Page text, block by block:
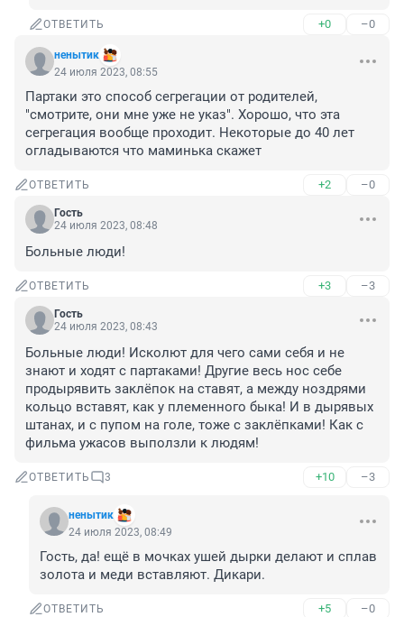
ОТВЕТИТЬ +0 –0
ненытик
24 июля 2023, 08:55
Партаки это способ сегрегации от родителей,
"смотрите, они мне уже не указ". Хорошо, что эта
сегрегация вообще проходит. Некоторые до 40 лет
огладываются что маминька скажет
ОТВЕТИТЬ +2 –0
Гость
24 июля 2023, 08:48
Больные люди!
ОТВЕТИТЬ +3 –3
Гость
24 июля 2023, 08:43
Больные люди! Исколют для чего сами себя и не
знают и ходят с партаками! Другие весь нос себе
продырявить заклëпок на ставят, а между ноздрями
кольцо вставят, как у племенного быка! И в дырявых
штанах, и с пупом на голе, тоже с заклëпками! Как с
фильма ужасов выползли к людям!
ОТВЕТИТЬ 3 +10 –3
ненытик
24 июля 2023, 08:49
Гость, да! ещё в мочках ушей дырки делают и сплав
золота и меди вставляют. Дикари.
ОТВЕТИТЬ +5 –0